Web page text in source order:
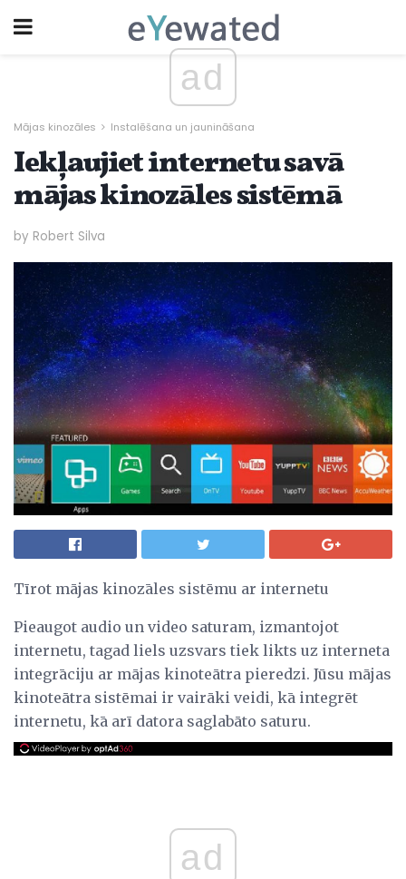
ad
Mājas kinozāles Instalēšana un jaunināšana
Iekļaujiet internetu savā
mājas kinozāles sistēmā
by Robert Silva
Tīrot mājas kinozāles sistēmu ar internetu
Pieaugot audio un video saturam, izmantojot
internetu, tagad liels uzsvars tiek likts uz interneta
integrāciju ar mājas kinoteātra pieredzi. Jūsu mājas
kinoteātra sistēmai ir vairāki veidi, kā integrēt
internetu, kā arī datora saglabāto saturu.
ad